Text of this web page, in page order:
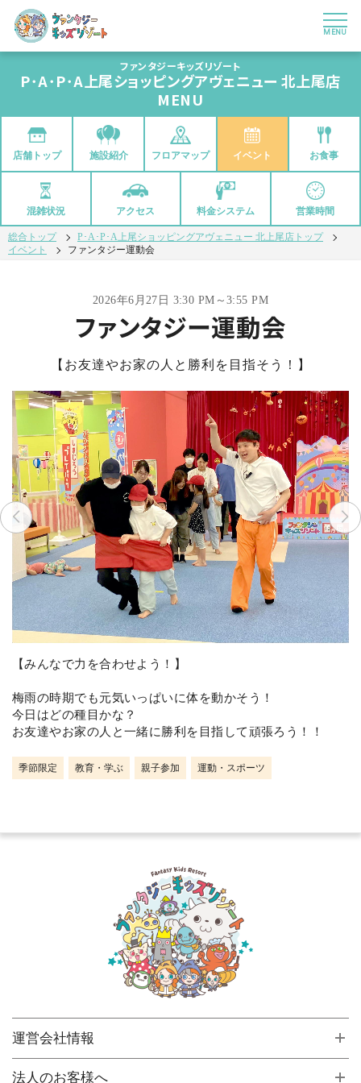
MENU
ファンタジーキッズリゾート
P･A･P･A上尾ショッピングアヴェニュー 北上尾店
MENU
店舗トップ 施設紹介 フロアマップ イベント お食事
混雑状況 アクセス 料金システム 営業時間
総合トップ
P･A･P･A上尾ショッピングアヴェニュー 北上尾店トップ
イベント
ファンタジー運動会
2026年6月27日 3:30 PM～3:55 PM
ファンタジー運動会
【お友達やお家の人と勝利を目指そう！】
【みんなで力を合わせよう！】
梅雨の時期でも元気いっぱいに体を動かそう！
今日はどの種目かな？
お友達やお家の人と一緒に勝利を目指して頑張ろう！！
季節限定 教育・学ぶ 親子参加 運動・スポーツ
運営会社情報
法人のお客様へ